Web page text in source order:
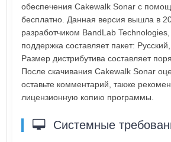
обеспечения Cakewalk Sonar с
бесплатно. Данная версия вышла в
разработчиком BandLab
поддержка составляет пакет:
Размер дистрибутива составляет
После скачивания Cakewalk Sonar
оставьте комментарий, также
лицензионную копию программы.
Системные